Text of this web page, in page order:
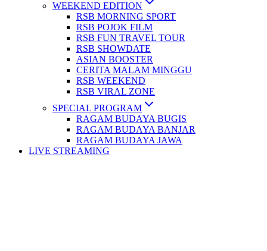
WEEKEND EDITION
RSB MORNING SPORT
RSB POJOK FILM
RSB FUN TRAVEL TOUR
RSB SHOWDATE
ASIAN BOOSTER
CERITA MALAM MINGGU
RSB WEEKEND
RSB VIRAL ZONE
SPECIAL PROGRAM
RAGAM BUDAYA BUGIS
RAGAM BUDAYA BANJAR
RAGAM BUDAYA JAWA
LIVE STREAMING